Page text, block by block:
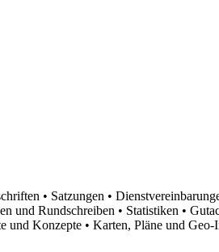
• Satzungen •
und Rundschreiben • Statistiken •
und Konzepte • Karten, Pläne und